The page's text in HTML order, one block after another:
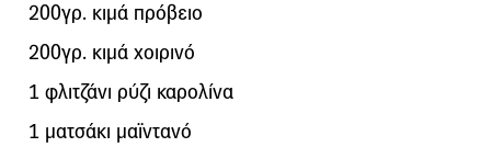
200γρ. κιμά πρόβειο
200γρ. κιμά χοιρινό
1 φλιτζάνι ρύζι καρολίνα
1 ματσάκι μαϊντανό